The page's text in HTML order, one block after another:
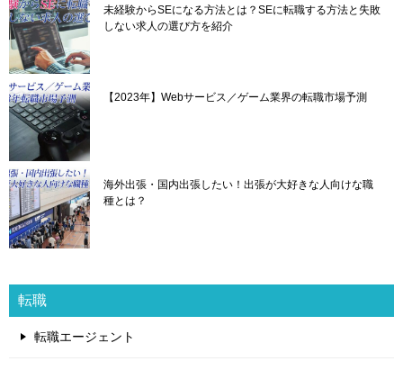
未経験からSEになる方法とは？SEに転職する方法と失敗
しない求人の選び方を紹介
【2023年】Webサービス／ゲーム業界の転職市場予測
海外出張・国内出張したい！出張が大好きな人向けな職
種とは？
転職
転職エージェント